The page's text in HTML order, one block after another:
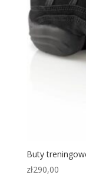
Buty
zł290,00